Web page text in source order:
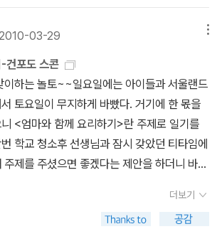
에...주문을 외듯 반복하면서쿠키를 꺼내자
쿠키 위에 키세스아이들을 하나씩 올렸답니다.
아이키세스 초콜릿 눈물로 얼굴이 뒤범벅되
을 수습하고 싶었지만..이미 녹아버린 초콜
습해서 남은 아이들은 초코펜으로 그리는 데
정이 이쁘지 않아요..키세스 초콜릿이 모자라
은하트를 뿅뿅 그려주니..귀엽네요..그래서책
.. 저녁 내내 만든 아이들을 모아 만든 블로그
리 크리스마스 티푸드 선물세트 1크리스마스
바로 라즈베리 스콘과 얼그레이 스콘!~
책은 두세 번 읽어 준 적도 있지만, 17개월 동
줬다.같이 몸으로 놀아주는 걸 좋아하는데 이
으로 놀아주기는 쉽지 않다.그래도 가끔은
자연에서 놀게 한다. 오후에 책을 읽어주는
는 할머니 할아버지나 엄마 아빠와 인사는 나
했었다.그런데 드디어 고려인 엄마들이 우리
기 시작했다.어린이집에는 아이들이 모두 한
책을 대출해주는데고려인들이 자발적으로 도
9월 14일이 처음이었다.엄마들은 인근 공단
일요일에만 쉰다.고려인 교회에 모여 예배를
어도 배운다. 도서 대출 기간은 2주지만 연체
03-29
건포도 스콘
이하는 놀토~~일요일에는 아이들과 서울랜드
토요일이 무지하게 바빴다. 거기에 한 몫을
<엄마와 함께 요리하기>란 주제로 일기를
학교 청소후 선생님과 잠시 갖았던 티타임에
제를 주셨으면 좋겠다는 제안을 하더니 바로
주제를 주라고 하는건지 마음에 안든다.새학
아이들과 오렌지스콘을 만들며 놀았는데 또
더보기